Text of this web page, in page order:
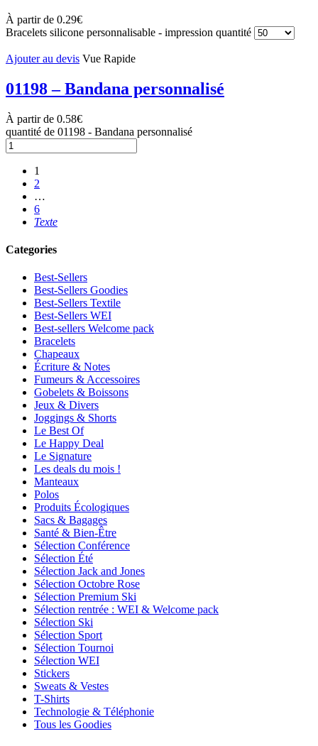
À partir de 0.29€
Bracelets silicone personnalisable - impression quantité
Ajouter au devis Vue Rapide
01198 – Bandana personnalisé
À partir de 0.58€
quantité de 01198 - Bandana personnalisé
1
2
…
6
Texte
Categories
Best-Sellers
Best-Sellers Goodies
Best-Sellers Textile
Best-Sellers WEI
Best-sellers Welcome pack
Bracelets
Chapeaux
Écriture & Notes
Fumeurs & Accessoires
Gobelets & Boissons
Jeux & Divers
Joggings & Shorts
Le Best Of
Le Happy Deal
Le Signature
Les deals du mois !
Manteaux
Polos
Produits Écologiques
Sacs & Bagages
Santé & Bien-Être
Sélection Conférence
Sélection Été
Sélection Jack and Jones
Sélection Octobre Rose
Sélection Premium Ski
Sélection rentrée : WEI & Welcome pack
Sélection Ski
Sélection Sport
Sélection Tournoi
Sélection WEI
Stickers
Sweats & Vestes
T-Shirts
Technologie & Téléphonie
Tous les Goodies